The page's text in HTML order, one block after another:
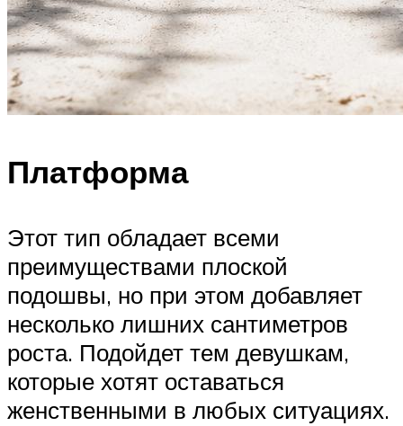
Платформа
Этот тип обладает всеми
преимуществами плоской
подошвы, но при этом добавляет
несколько лишних сантиметров
роста. Подойдет тем девушкам,
которые хотят оставаться
женственными в любых ситуациях.